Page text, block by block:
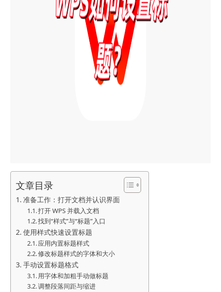
文章目录
准备工作：打开文档并认识界面
打开 WPS 并载入文档
找到“样式”与“标题”入口
使用样式快速设置标题
应用内置标题样式
修改标题样式的字体和大小
手动设置标题格式
用字体和加粗手动做标题
调整段落间距与缩进